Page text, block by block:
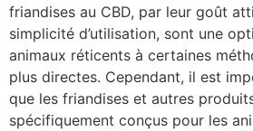
friandises au CBD, par leur goût
simplicité d’utilisation, sont une
animaux réticents à certaines
plus directes. Cependant, il est
que les friandises et autres
spécifiquement conçus pour les